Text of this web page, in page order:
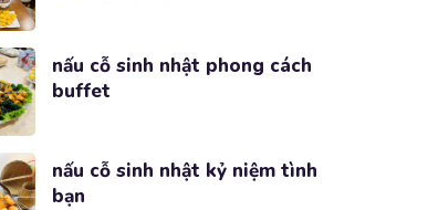
nấu cỗ sinh nhật phong cách
buffet
nấu cỗ sinh nhật kỷ niệm tình
bạn